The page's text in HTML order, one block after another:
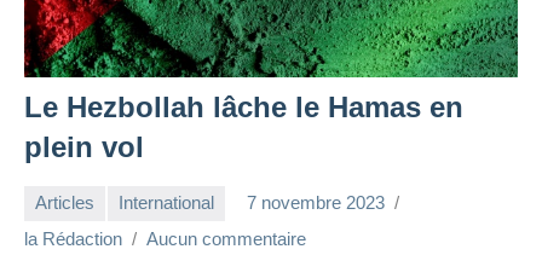
Le Hezbollah lâche le Hamas en
plein vol
Articles International
7 novembre 2023
la Rédaction
Aucun commentaire